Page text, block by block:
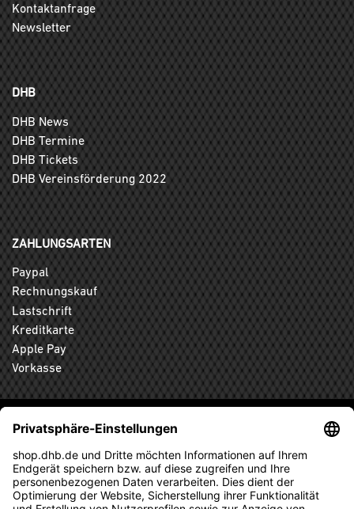
Kontaktanfrage
Newsletter
DHB
DHB News
DHB Termine
DHB Tickets
DHB Vereinsförderung 2022
ZAHLUNGSARTEN
Paypal
Rechnungskauf
Lastschrift
Kreditkarte
Apple Pay
Vorkasse
ABONNIEREN SIE DEN KOSTENLOSEN DHB-FANSHOP
NEWSLETTER UND VERPASSEN SIE KEINE NEUIGKEIT ODER
AKTION MEHR.
ANMELDEN